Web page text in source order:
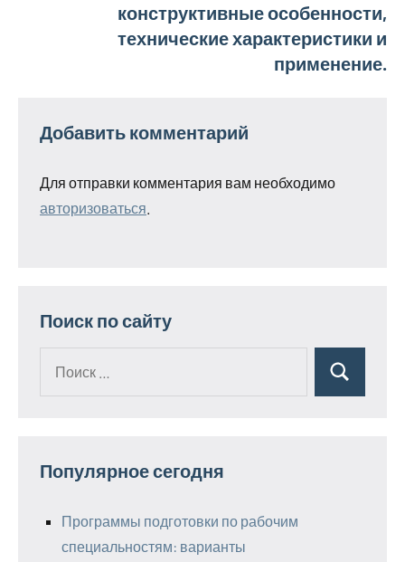
конструктивные особенности,
технические характеристики и
применение.
Добавить комментарий
Для отправки комментария вам необходимо
авторизоваться
Поиск по сайту
Поиск
Популярное сегодня
Программы подготовки по рабочим
специальностям: варианты